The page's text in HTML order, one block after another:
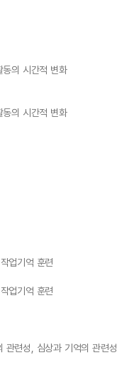
의 시간적 변화
의 시간적 변화
업기억 훈련
업기억 훈련
관련성, 심상과 기억의 관련성